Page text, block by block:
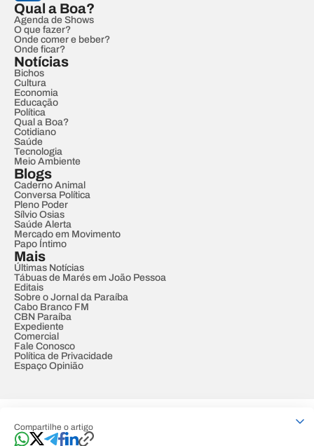
Compartilhe o artigo
Qual a Boa?
Agenda de Shows
O que fazer?
Onde comer e beber?
Onde ficar?
Notícias
Bichos
Cultura
Economia
Educação
Política
Qual a Boa?
Cotidiano
Saúde
Tecnologia
Meio Ambiente
Blogs
Caderno Animal
Conversa Política
Pleno Poder
Sílvio Osias
Saúde Alerta
Mercado em Movimento
Papo Íntimo
Mais
Últimas Notícias
Tábuas de Marés em João Pessoa
Editais
Sobre o Jornal da Paraíba
Cabo Branco FM
CBN Paraíba
Expediente
Comercial
Fale Conosco
Política de Privacidade
Espaço Opinião
Developed by Designed by